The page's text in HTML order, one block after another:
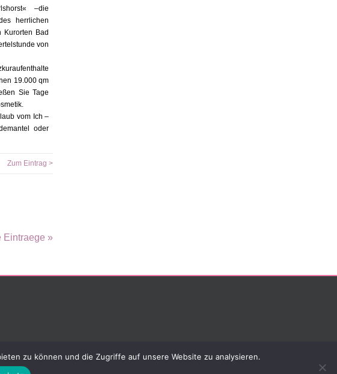
–die
herrlichen
Kurorten Bad
von
19.000 qm
Sie Tage
vom Ich –
oder
Zum Eintrag >
Eintraege »
zu können und die Zugriffe auf unsere Website zu analysieren.